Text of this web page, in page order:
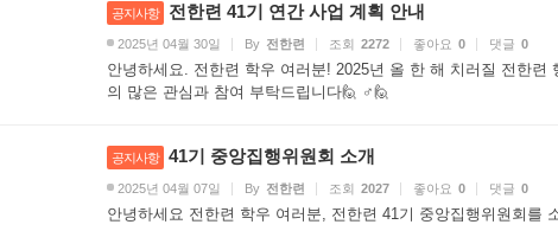
공지사항 전한련 41기 연간 사업 계획 안내
2025년 04월 30일 By 전한련 조회 2272 좋아요 0 댓글 0
안녕하세요. 전한련 학우 여러분! 2025년 올 한 해 치러질 전한련
의 많은 관심과 참여 부탁드립니다🙋 ♂️🙋
공지사항 41기 중앙집행위원회 소개
2025년 04월 07일 By 전한련 조회 2027 좋아요 0 댓글 0
안녕하세요 전한련 학우 여러분, 전한련 41기 중앙집행위원회를